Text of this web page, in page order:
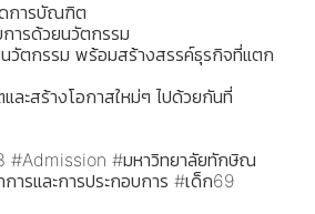
การบัณฑิต
การด้วยนวัตกรรม
วัตกรรม พร้อมสร้างสรรค์ธุรกิจที่แตก
ละสร้างโอกาสใหม่ๆ ไปด้วยกันที่
#Admission #มหาวิทยาลัยทักษิณ
รและการประกอบการ #เด็ก69